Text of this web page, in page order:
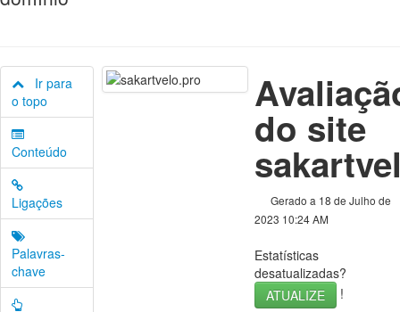
Ir para
o topo
Conteúdo
Ligações
Palavras-
chave
do site
Gerado a 18 de Julho de
2023 10:24 AM
Estatísticas
desatualizadas?
ATUALIZE
!